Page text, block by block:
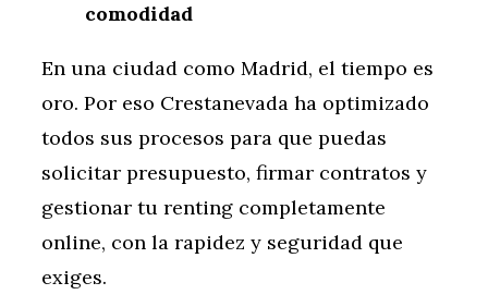
comodidad
En una ciudad como Madrid, el tiempo es
oro. Por eso Crestanevada ha optimizado
todos sus procesos para que puedas
solicitar presupuesto, firmar contratos y
gestionar tu renting completamente
online, con la rapidez y seguridad que
exiges.